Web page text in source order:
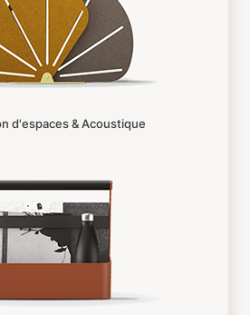
d'espaces & Acoustique